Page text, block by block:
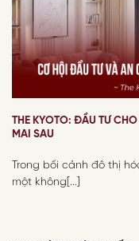
THE KYOTO: ĐẦU TƯ
MAI SAU
Trong bối cảnh đô thị
một không[...]